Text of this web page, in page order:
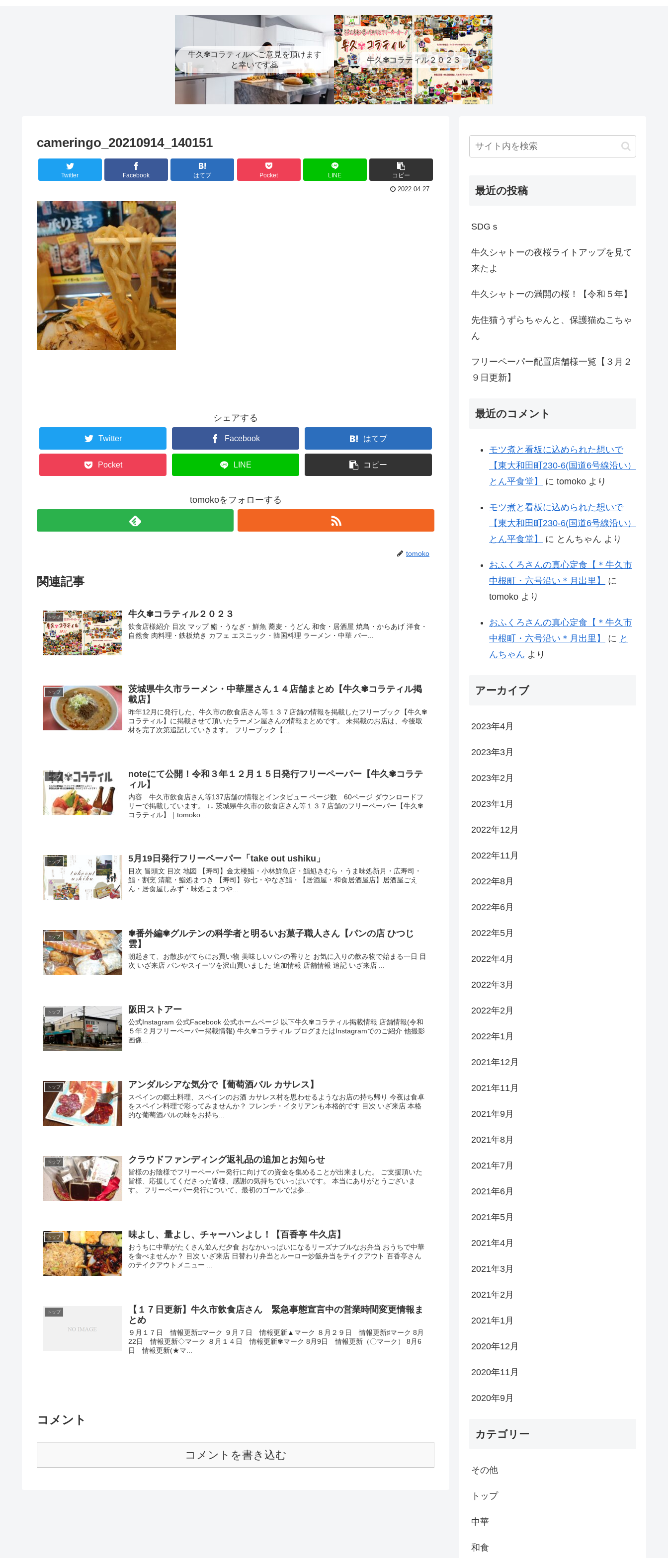
牛久✾コラティルへご意見を頂けます
と幸いです🙇
牛久✾コラティル２０２３
cameringo_20210914_140151
Twitter Facebook はてブ Pocket LINE コピー
2022.04.27
シェアする
Twitter Facebook はてブ
Pocket LINE コピー
tomokoをフォローする
tomoko
関連記事
トップ 牛久✾コラティル２０２３
飲食店様紹介 目次 マップ 鮨・うなぎ・鮮魚 蕎麦・うどん 和食・居酒屋 焼鳥・からあげ 洋食・
自然食 肉料理・鉄板焼き カフェ エスニック・韓国料理 ラーメン・中華 バー...
トップ
茨城県牛久市ラーメン・中華屋さん１４店舗まとめ【牛久✾コラティル掲
載店】
昨年12月に発行した、牛久市の飲食店さん等１３７店舗の情報を掲載したフリーブック【牛久✾
コラティル】に掲載させて頂いたラーメン屋さんの情報まとめです。 未掲載のお店は、今後取
材を完了次第追記していきます。 フリーブック【...
トップ
noteにて公開！令和３年１２月１５日発行フリーペーパー【牛久✾コラテ
ィル】
内容 牛久市飲食店さん等137店舗の情報とインタビュー ページ数 60ページ ダウンロードフ
リーで掲載しています。 ↓↓ 茨城県牛久市の飲食店さん等１３７店舗のフリーペーパー【牛久✾
コラティル】｜tomoko...
トップ 5月19日発行フリーペーパー「take out ushiku」
目次 冒頭文 目次 地図 【寿司】金太楼鮨・小林鮮魚店・鮨処きむら・うま味処新月・広寿司・
鮨・割烹 清龍・鮨処まつき 【寿司】弥七・やなぎ鮨・【居酒屋・和食居酒屋店】居酒屋ごえ
ん・居食屋しみず・味処こまつや...
トップ
✾番外編✾グルテンの科学者と明るいお菓子職人さん【パンの店 ひつじ
雲】
朝起きて、お散歩がてらにお買い物 美味しいパンの香りと お気に入りの飲み物で始まる一日 目
次 いざ来店 パンやスイーツを沢山買いました 追加情報 店舗情報 追記 いざ来店 ...
トップ 阪田ストアー
公式Instagram 公式Facebook 公式ホームページ 以下牛久✾コラティル掲載情報 店舗情報(令和
５年２月フリーペーパー掲載情報) 牛久✾コラティル ブログまたはInstagramでのご紹介 他撮影
画像...
トップ アンダルシアな気分で【葡萄酒バル カサレス】
スペインの郷土料理、スペインのお酒 カサレス村を思わせるようなお店の持ち帰り 今夜は食卓
をスペイン料理で彩ってみませんか？ フレンチ・イタリアンも本格的です 目次 いざ来店 本格
的な葡萄酒バルの味をお持ち...
トップ クラウドファンディング返礼品の追加とお知らせ
皆様のお陰様でフリーペーパー発行に向けての資金を集めることが出来ました。 ご支援頂いた
皆様、応援してくださった皆様、感謝の気持ちでいっぱいです。 本当にありがとうございま
す。 フリーペーパー発行について、最初のゴールでは参...
トップ 味よし、量よし、チャーハンよし！【百香亭 牛久店】
おうちに中華がたくさん並んだ夕食 おなかいっぱいになるリーズナブルなお弁当 おうちで中華
を食べませんか？ 目次 いざ来店 日替わり弁当とルーロー炒飯弁当をテイクアウト 百香亭さん
のテイクアウトメニュー ...
トップ
【１７日更新】牛久市飲食店さん 緊急事態宣言中の営業時間変更情報ま
とめ
９月１７日 情報更新□マーク ９月７日 情報更新▲マーク ８月２９日 情報更新♯マーク 8月
22日 情報更新◇マーク ８月１４日 情報更新✾マーク 8月9日 情報更新（〇マーク） 8月6
日 情報更新(★マ...
コメント
コメントを書き込む
最近の投稿
SDGｓ
牛久シャトーの夜桜ライトアップを見て
来たよ
牛久シャトーの満開の桜！【令和５年】
先住猫うずらちゃんと、保護猫ぬこちゃ
ん
フリーペーパー配置店舗様一覧【３月２
９日更新】
最近のコメント
モツ煮と看板に込められた想いで
【東大和田町230-6(国道6号線沿い）
とん平食堂】
に tomoko より
モツ煮と看板に込められた想いで
【東大和田町230-6(国道6号線沿い）
とん平食堂】
に とんちゃん より
おふくろさんの真心定食【＊牛久市
中根町・六号沿い＊月出里】
に
tomoko より
おふくろさんの真心定食【＊牛久市
中根町・六号沿い＊月出里】
に と
んちゃん より
アーカイブ
2023年4月
2023年3月
2023年2月
2023年1月
2022年12月
2022年11月
2022年8月
2022年6月
2022年5月
2022年4月
2022年3月
2022年2月
2022年1月
2021年12月
2021年11月
2021年9月
2021年8月
2021年7月
2021年6月
2021年5月
2021年4月
2021年3月
2021年2月
2021年1月
2020年12月
2020年11月
2020年9月
カテゴリー
その他
トップ
中華
和食